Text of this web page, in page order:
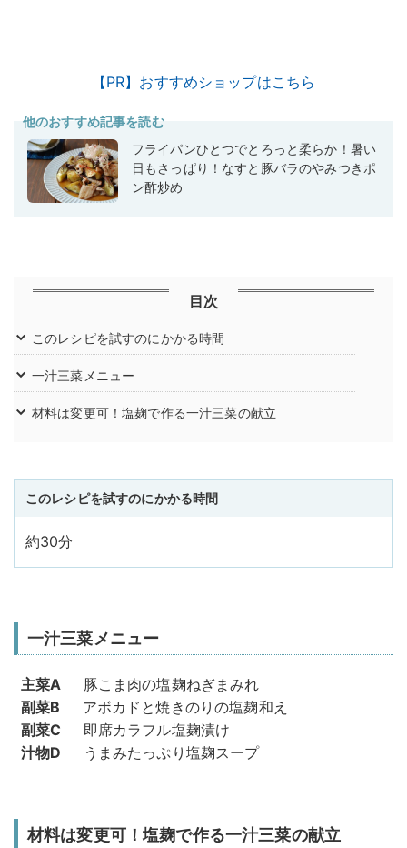
【PR】おすすめショップはこちら
他のおすすめ記事を読む
フライパンひとつでとろっと柔らか！暑い
日もさっぱり！なすと豚バラのやみつきポ
ン酢炒め
目次
このレシピを試すのにかかる時間
一汁三菜メニュー
材料は変更可！塩麹で作る一汁三菜の献立
このレシピを試すのにかかる時間
約30分
一汁三菜メニュー
主菜A
豚こま肉の塩麹ねぎまみれ
副菜B
アボカドと焼きのりの塩麹和え
副菜C
即席カラフル塩麹漬け
汁物D
うまみたっぷり塩麹スープ
材料は変更可！塩麹で作る一汁三菜の献立